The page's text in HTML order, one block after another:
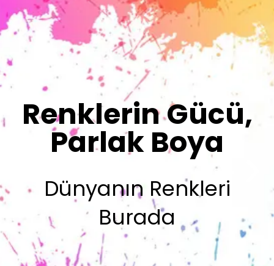
Renklerimiz
Sizin İmzanız
Olsun